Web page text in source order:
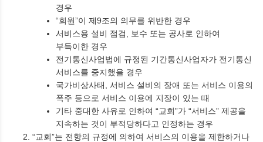
경우
“회원”이 제9조의 의무를 위반한 경우
서비스용 설비 점검, 보수 또는 공사로 인하여
부득이한 경우
전기통신사업법에 규정된 기간통신사업자가 전기통신
서비스를 중지했을 경우
국가비상사태, 서비스 설비의 장애 또는 서비스 이용의
폭주 등으로 서비스 이용에 지장이 있는 때
기타 중대한 사유로 인하여 “교회”가 “서비스” 제공을
지속하는 것이 부적당하다고 인정하는 경우
“교회”는 전항의 규정에 의하여 서비스의 이용을 제한하거나